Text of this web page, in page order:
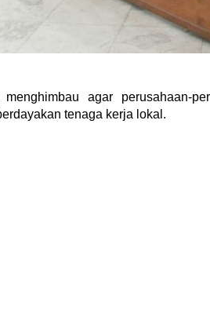
agar perusahaan-
tenaga kerja lokal.